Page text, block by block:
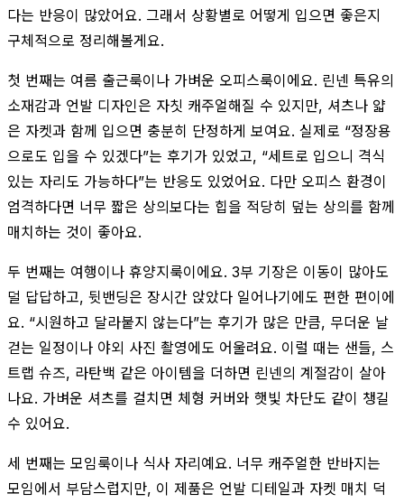
다는 반응이 많았어요. 그래서 상황별로 어떻게 입으면 좋은지
구체적으로 정리해볼게요.
첫 번째는 여름 출근룩이나 가벼운 오피스룩이에요. 린넨 특유의
소재감과 언발 디자인은 자칫 캐주얼해질 수 있지만, 셔츠나 얇
은 자켓과 함께 입으면 충분히 단정하게 보여요. 실제로 “정장용
으로도 입을 수 있겠다”는 후기가 있었고, “세트로 입으니 격식
있는 자리도 가능하다”는 반응도 있었어요. 다만 오피스 환경이
엄격하다면 너무 짧은 상의보다는 힙을 적당히 덮는 상의를 함께
매치하는 것이 좋아요.
두 번째는 여행이나 휴양지룩이에요. 3부 기장은 이동이 많아도
덜 답답하고, 뒷밴딩은 장시간 앉았다 일어나기에도 편한 편이에
요. “시원하고 달라붙지 않는다”는 후기가 많은 만큼, 무더운 날
걷는 일정이나 야외 사진 촬영에도 어울려요. 이럴 때는 샌들, 스
트랩 슈즈, 라탄백 같은 아이템을 더하면 린넨의 계절감이 살아
나요. 가벼운 셔츠를 걸치면 체형 커버와 햇빛 차단도 같이 챙길
수 있어요.
세 번째는 모임룩이나 식사 자리예요. 너무 캐주얼한 반바지는
모임에서 부담스럽지만, 이 제품은 언발 디테일과 자켓 매치 덕